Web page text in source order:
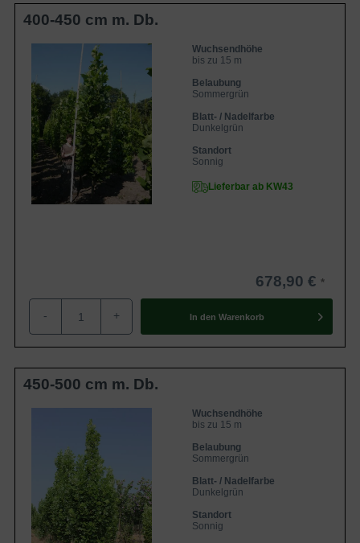
400-450 cm m. Db.
Wuchsendhöhe
bis zu 15 m
Belaubung
Sommergrün
Blatt- / Nadelfarbe
Dunkelgrün
Standort
Sonnig
Lieferbar ab KW43
678,90 €
- + In den Warenkorb
450-500 cm m. Db.
Wuchsendhöhe
bis zu 15 m
Belaubung
Sommergrün
Blatt- / Nadelfarbe
Dunkelgrün
Standort
Sonnig